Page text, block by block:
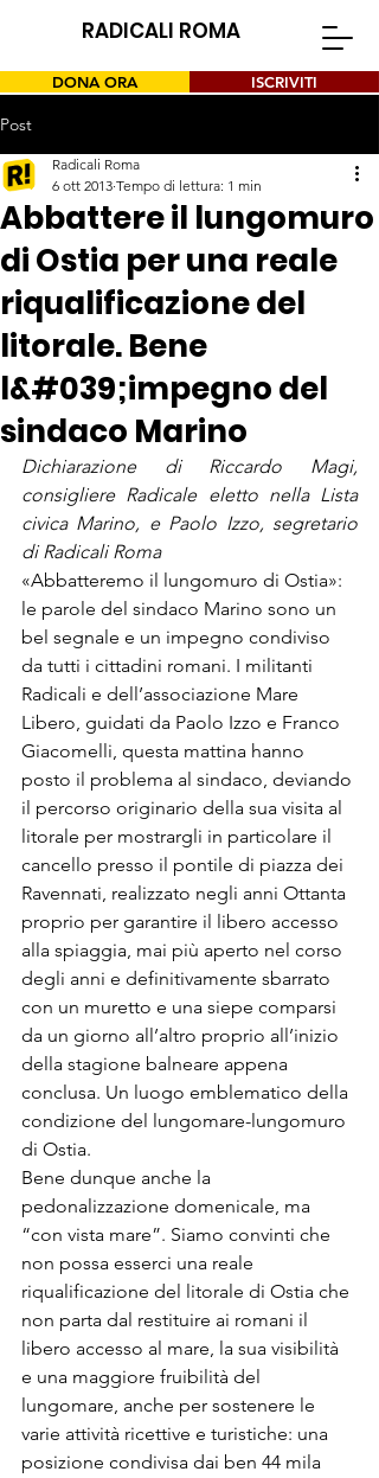
RADICALI ROMA
DONA ORA ISCRIVITI
Post
Abbattere il lungomuro
di Ostia per una reale
riqualificazione del
litorale. Bene
l&#039;impegno del
sindaco Marino
Radicali Roma
6 ott 2013 Tempo di lettura: 1 min
Dichiarazione di Riccardo Magi,
consigliere Radicale eletto nella Lista
civica Marino, e Paolo Izzo, segretario
di Radicali Roma
«Abbatteremo il lungomuro di Ostia»:
le parole del sindaco Marino sono un
bel segnale e un impegno condiviso
da tutti i cittadini romani. I militanti
Radicali e dell’associazione Mare
Libero, guidati da Paolo Izzo e Franco
Giacomelli, questa mattina hanno
posto il problema al sindaco, deviando
il percorso originario della sua visita al
litorale per mostrargli in particolare il
cancello presso il pontile di piazza dei
Ravennati, realizzato negli anni Ottanta
proprio per garantire il libero accesso
alla spiaggia, mai più aperto nel corso
degli anni e definitivamente sbarrato
con un muretto e una siepe comparsi
da un giorno all’altro proprio all’inizio
della stagione balneare appena
conclusa. Un luogo emblematico della
condizione del lungomare-lungomuro
di Ostia.
Bene dunque anche la
pedonalizzazione domenicale, ma
“con vista mare”. Siamo convinti che
non possa esserci una reale
riqualificazione del litorale di Ostia che
non parta dal restituire ai romani il
libero accesso al mare, la sua visibilità
e una maggiore fruibilità del
lungomare, anche per sostenere le
varie attività ricettive e turistiche: una
posizione condivisa dai ben 44 mila